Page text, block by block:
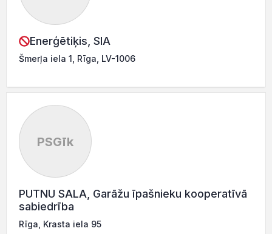
Enerģētiķis, SIA
Šmerļa iela 1, Rīga, LV-1006
PSGīk
PUTNU SALA, Garāžu īpašnieku kooperatīvā
sabiedrība
Rīga, Krasta iela 95